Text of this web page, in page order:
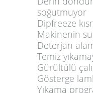
soğutmuyor
Dipfreeze
Makinenin su
Deterjan
Temiz
Gürültülü
Gösterge
Yıkama